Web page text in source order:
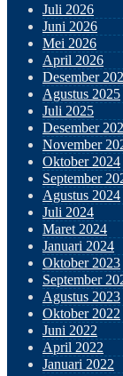
Juli 2026
Juni 2026
Mei 2026
April 2026
Desember
Agustus 2025
Juli 2025
Desember
November
Oktober 2024
September
Agustus 2024
Juli 2024
Maret 2024
Januari 2024
Oktober 2023
September
Agustus 2023
Oktober 2022
Juni 2022
April 2022
Januari 2022